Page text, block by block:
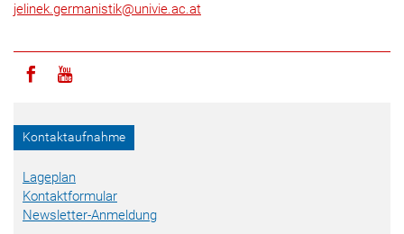
jelinek.germanistik@univie.ac.at
Icon facebook
Icon youtube
Kontaktaufnahme
Lageplan
Kontaktformular
Newsletter-Anmeldung